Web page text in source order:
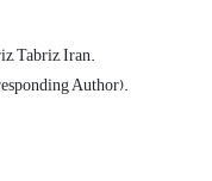
Tabriz, Iran.
Author).